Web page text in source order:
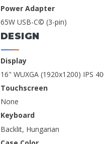
Power Adapter
65W USB-C© (3-pin)
DESIGN
Display
16" WUXGA (1920x1200) IPS
Touchscreen
None
Keyboard
Backlit, Hungarian